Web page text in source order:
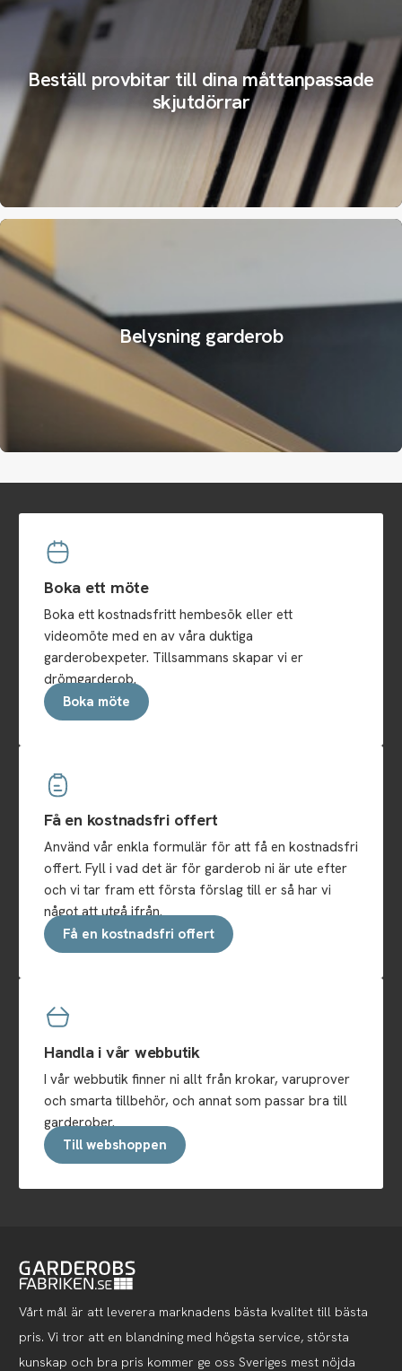
Beställ provbitar till dina måttanpassade
skjutdörrar
Belysning garderob
Boka ett möte
Boka ett kostnadsfritt hembesök eller ett
videomöte med en av våra duktiga
garderobexpeter. Tillsammans skapar vi er
drömgarderob.
Boka möte
Få en kostnadsfri offert
Använd vår enkla formulär för att få en kostnadsfri
offert. Fyll i vad det är för garderob ni är ute efter
och vi tar fram ett första förslag till er så har vi
något att utgå ifrån.
Få en kostnadsfri offert
Handla i vår webbutik
I vår webbutik finner ni allt från krokar, varuprover
och smarta tillbehör, och annat som passar bra till
garderober.
Till webshoppen
Vårt mål är att leverera marknadens bästa kvalitet till bästa
pris. Vi tror att en blandning med högsta service, största
kunskap och bra pris kommer ge oss Sveriges mest nöjda